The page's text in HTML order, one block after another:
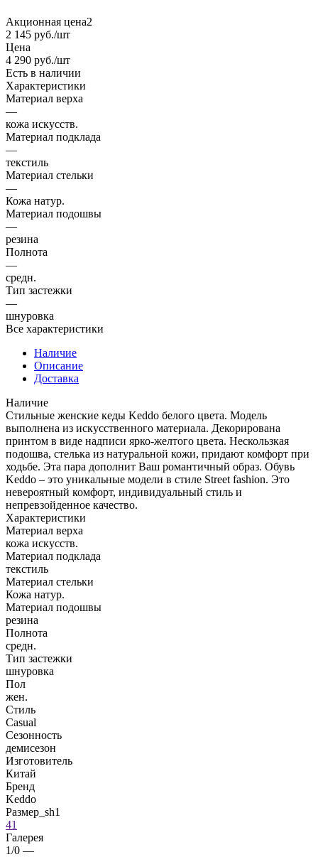
Акционная цена2
2 145 руб./шт
Цена
4 290 руб./шт
Есть в наличии
Характеристики
Материал верха
—
кожа искусств.
Материал подклада
—
текстиль
Материал стельки
—
Кожа натур.
Материал подошвы
—
резина
Полнота
—
средн.
Тип застежки
—
шнуровка
Все характеристики
Наличие
Описание
Доставка
Наличие
Стильные женские кеды Keddo белого цвета. Модель
выполнена из искусственного материала. Декорирована
принтом в виде надписи ярко-желтого цвета. Нескользкая
подошва, стелька из натуральной кожи, придают комфорт при
ходьбе. Эта пара дополнит Ваш романтичный образ. Обувь
Keddo – это уникальные модели в стиле Street fashion. Это
невероятный комфорт, индивидуальный стиль и
непревзойденное качество.
Характеристики
Материал верха
кожа искусств.
Материал подклада
текстиль
Материал стельки
Кожа натур.
Материал подошвы
резина
Полнота
средн.
Тип застежки
шнуровка
Пол
жен.
Стиль
Casual
Сезонность
демисезон
Изготовитель
Китай
Бренд
Keddo
Размер_sh1
41
Галерея
1/0 —